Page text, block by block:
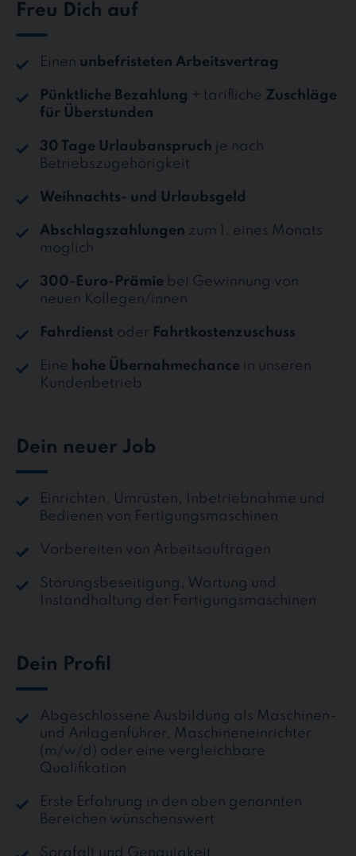
Freu Dich auf
Einen unbefristeten Arbeitsvertrag
Pünktliche Bezahlung + tarifliche Zuschläge
für Überstunden
30 Tage Urlaubanspruch je nach
Betriebszugehörigkeit
Weihnachts- und Urlaubsgeld
Abschlagszahlungen zum 1. eines Monats
möglich
300-Euro-Prämie bei Gewinnung von
neuen Kollegen/innen
Fahrdienst oder Fahrtkostenzuschuss
Eine hohe Übernahmechance in unseren
Kundenbetrieb
Dein neuer Job
Einrichten, Umrüsten, Inbetriebnahme und
Bedienen von Fertigungsmaschinen
Vorbereiten von Arbeitsaufträgen
Störungsbeseitigung, Wartung und
Instandhaltung der Fertigungsmaschinen
Dein Profil
Abgeschlossene Ausbildung als Maschinen-
und Anlagenführer, Maschineneinrichter
(m/w/d) oder eine vergleichbare
Qualifikation
Erste Erfahrung in den oben genannten
Bereichen wünschenswert